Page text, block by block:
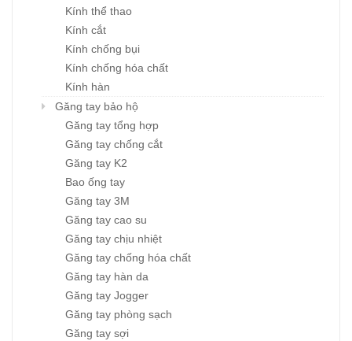
Kính thể thao
Kính cắt
Kính chống bụi
Kính chống hóa chất
Kính hàn
Găng tay bảo hộ
Găng tay tổng hợp
Găng tay chống cắt
Găng tay K2
Bao ống tay
Găng tay 3M
Găng tay cao su
Găng tay chịu nhiệt
Găng tay chống hóa chất
Găng tay hàn da
Găng tay Jogger
Găng tay phòng sạch
Găng tay sợi